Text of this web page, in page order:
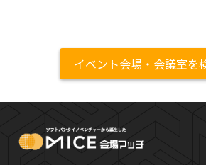
イベント会場・会議室を